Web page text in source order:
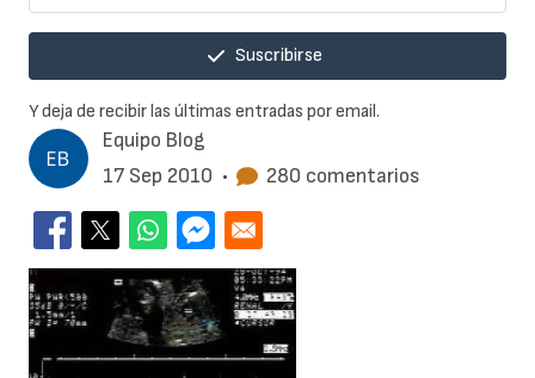
Equipo Blog
17 Sep 2010 • 280 comentarios
Suscribirse
Y deja de recibir las últimas entradas por email.